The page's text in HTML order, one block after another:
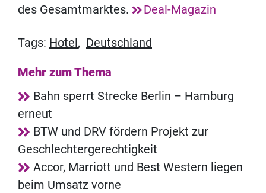
des Gesamtmarktes.
Deal-Magazin
Tags: Hotel , Deutschland
Mehr zum Thema
Bahn sperrt Strecke Berlin – Hamburg
erneut
BTW und DRV fördern Projekt zur
Geschlechtergerechtigkeit
Accor, Marriott und Best Western liegen
beim Umsatz vorne